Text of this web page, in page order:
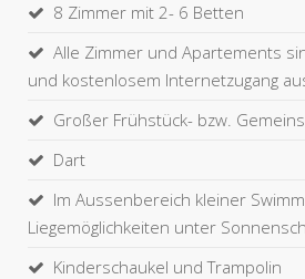
8 Zimmer mit 2- 6 Betten
Alle Zimmer und Apartements
und kostenlosem Internetzugang
Großer Frühstück- bzw.
Dart
Im Aussenbereich kleiner
Liegemöglichkeiten unter
Kinderschaukel und Trampolin